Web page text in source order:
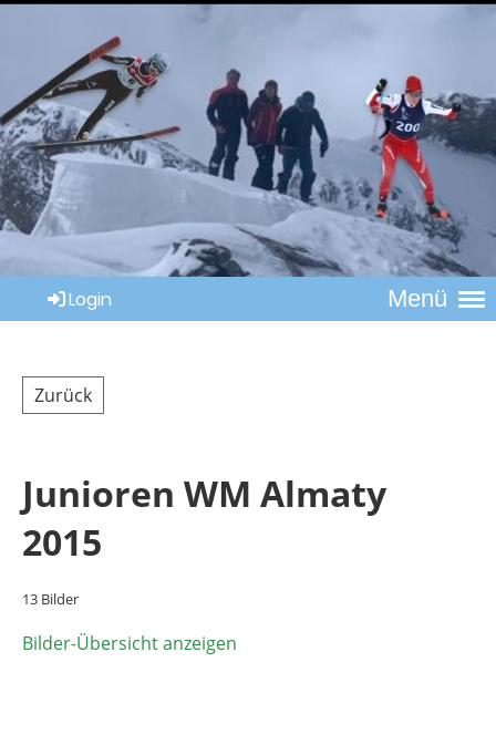
Menü
Login
Zurück
Junioren WM Almaty
2015
13 Bilder
Bilder-Übersicht anzeigen